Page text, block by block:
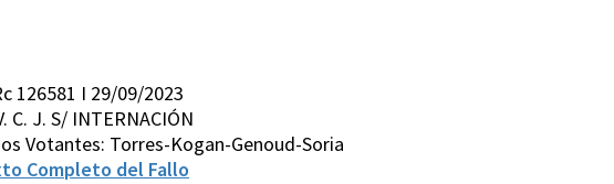
126581 I 29/09/2023
C. J. S/ INTERNACIÓN
Votantes: Torres-Kogan-Genoud-Soria
Completo del Fallo